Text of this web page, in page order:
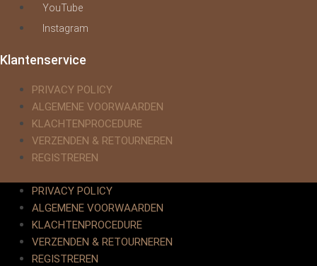
YouTube
Instagram
Klantenservice
PRIVACY POLICY
ALGEMENE VOORWAARDEN
KLACHTENPROCEDURE
VERZENDEN & RETOURNEREN
REGISTREREN
PRIVACY POLICY
ALGEMENE VOORWAARDEN
KLACHTENPROCEDURE
VERZENDEN & RETOURNEREN
REGISTREREN